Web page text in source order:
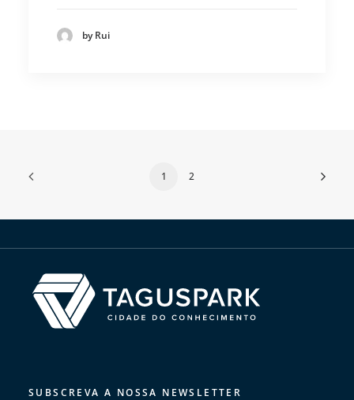
by Rui
1 2
SUBSCREVA A NOSSA NEWSLETTER